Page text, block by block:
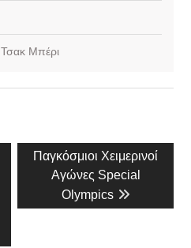
Τσακ Μπέρι
Next
post:
Παγκόσμιοι Χειμερινοί
Αγώνες Special
Olympics